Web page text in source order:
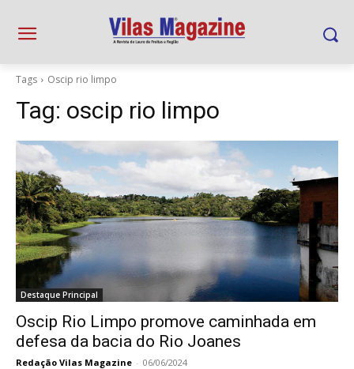
Tags Oscip rio limpo
Tag: oscip rio limpo
Destaque Principal
Oscip Rio Limpo promove caminhada em
defesa da bacia do Rio Joanes
Redação Vilas Magazine - 06/06/2024